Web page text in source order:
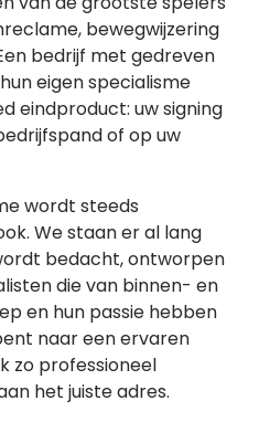
bewegwijzering
bedrijf met gedreven
eigen specialisme
eindproduct: uw signing
of op uw
wordt steeds
We staan er al lang
bedacht, ontworpen
die van binnen- en
en hun passie hebben
naar een ervaren
zo professioneel
het juiste adres.